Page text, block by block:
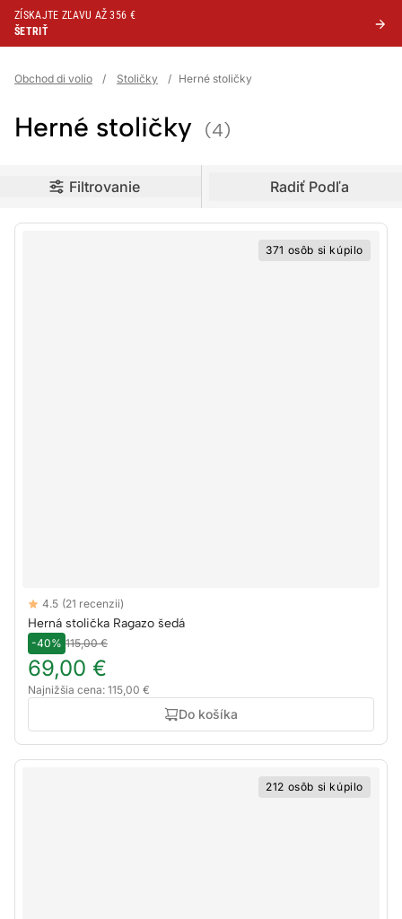
ZÍSKAJTE ZĽAVU AŽ 356 €
ŠETRIŤ
Obchod di volio / Stoličky / Herné stoličky
Herné stoličky (4)
filters
Filtrovanie Radiť Podľa
371 osôb si kúpilo
Reviews
4.5 out of 5 stars
4.5 (21 recenzii)
Herná stolička Ragazo šedá
-40% 115,00 €
69,00 €
Najnižšia cena: 115,00 €
Do košíka
212 osôb si kúpilo